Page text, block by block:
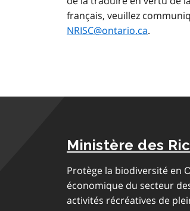
français, veuillez
NRISC@ontario.ca.
Ministère des
Protège la biodiversité en
économique du secteur
activités récréatives de